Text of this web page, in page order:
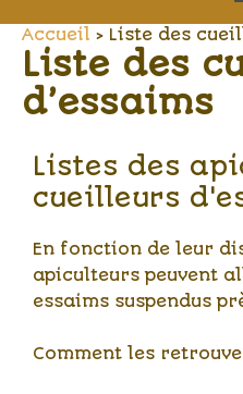
Accueil Liste des
Liste des
d’essaims
Listes des
cueilleurs
En fonction de leur
apiculteurs peuvent
essaims suspendus
Comment les